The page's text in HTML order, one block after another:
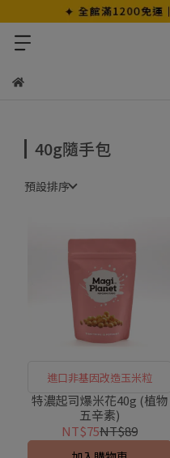
40g隨手包
預設排序
進口非基因改造玉米粒
特濃起司爆米花40g (植物
五辛素)
NT$75NT$89